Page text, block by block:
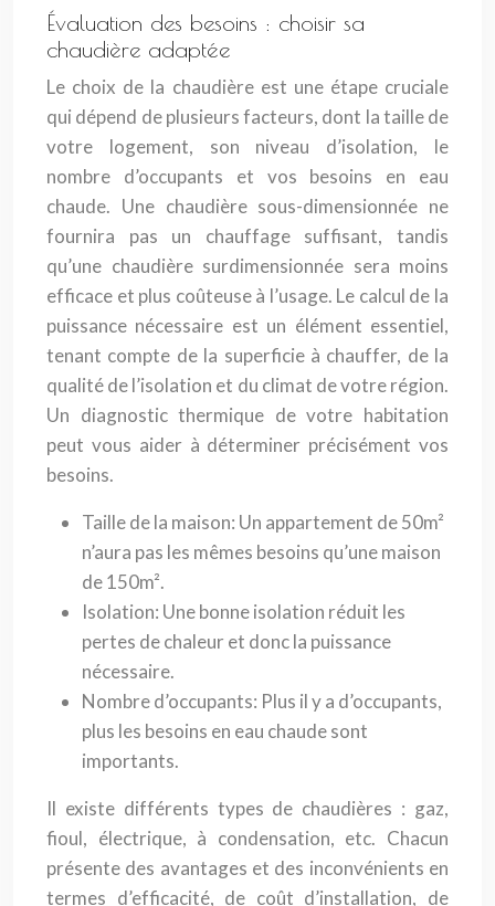
Évaluation des besoins : choisir sa
chaudière adaptée
Le choix de la chaudière est une étape cruciale
qui dépend de plusieurs facteurs, dont la taille de
votre logement, son niveau d’isolation, le
nombre d’occupants et vos besoins en eau
chaude. Une chaudière sous-dimensionnée ne
fournira pas un chauffage suffisant, tandis
qu’une chaudière surdimensionnée sera moins
efficace et plus coûteuse à l’usage. Le calcul de la
puissance nécessaire est un élément essentiel,
tenant compte de la superficie à chauffer, de la
qualité de l’isolation et du climat de votre région.
Un diagnostic thermique de votre habitation
peut vous aider à déterminer précisément vos
besoins.
Taille de la maison: Un appartement de 50m²
n’aura pas les mêmes besoins qu’une maison
de 150m².
Isolation: Une bonne isolation réduit les
pertes de chaleur et donc la puissance
nécessaire.
Nombre d’occupants: Plus il y a d’occupants,
plus les besoins en eau chaude sont
importants.
Il existe différents types de chaudières : gaz,
fioul, électrique, à condensation, etc. Chacun
présente des avantages et des inconvénients en
termes d’efficacité, de coût d’installation, de